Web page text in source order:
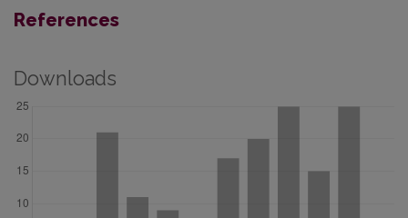
References
Downloads